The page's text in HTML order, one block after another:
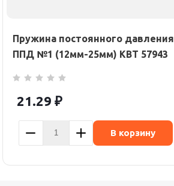
Пружина постоянного давления
ППД №1 (12мм-25мм) КВТ 57943
21.29 ₽
В корзину